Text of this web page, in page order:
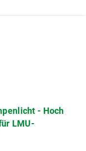
- Hoch
LMU-